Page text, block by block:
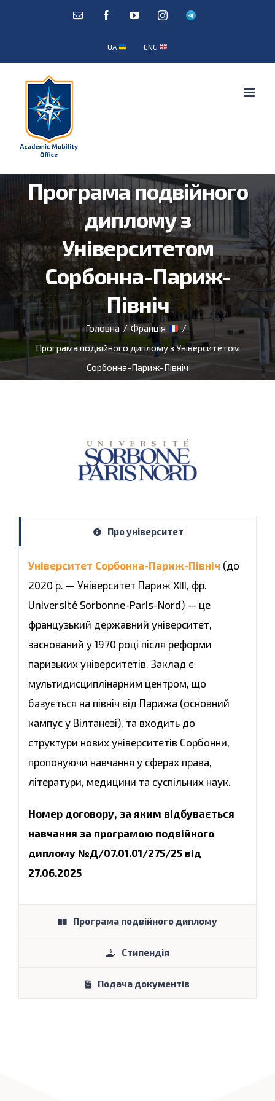
E-
FacebookYouTubeInstagramTelegram
UA ENG
Програма подвійного
диплому з
Університетом
Сорбонна-Париж-
Північ
Головна / Франція
/
Програма подвійного диплому з Університетом
Сорбонна-Париж-Північ
Про університет
Університет Сорбонна-Париж-Північ (до
2020 р. — Університет Париж XIII, фр.
Université Sorbonne-Paris-Nord) — це
французький державний університет,
заснований у 1970 році після реформи
паризьких університетів. Заклад є
мультидисциплінарним центром, що
базується на північ від Парижа (основний
кампус у Вілтанезі), та входить до
структури нових університетів Сорбонни,
пропонуючи навчання у сферах права,
літератури, медицини та суспільних наук.
Номер договору, за яким відбувається
навчання за програмою подвійного
диплому №Д/07.01.01/275/25 від
27.06.2025
Програма подвійного диплому
Стипендія
Подача документів